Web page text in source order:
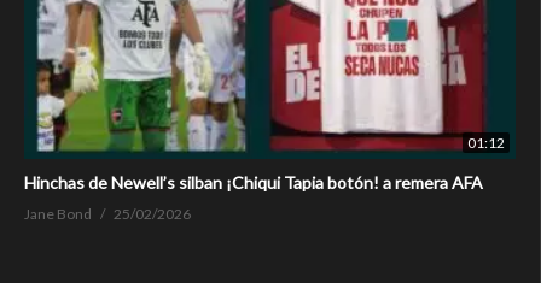
01:12
Hinchas de Newell’s silban ¡Chiqui Tapia botón! a remera AFA
Jane Bond 25/02/2026